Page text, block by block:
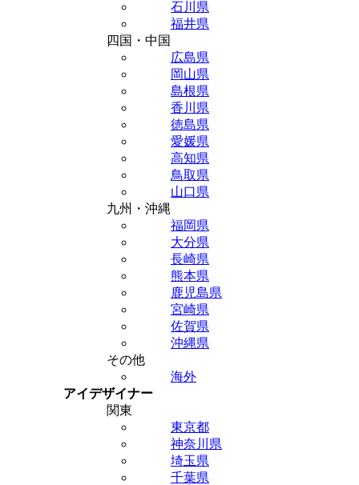
石川県
福井県
四国・中国
広島県
岡山県
島根県
香川県
徳島県
愛媛県
高知県
鳥取県
山口県
九州・沖縄
福岡県
大分県
長崎県
熊本県
鹿児島県
宮崎県
佐賀県
沖縄県
その他
海外
アイデザイナー
関東
東京都
神奈川県
埼玉県
千葉県